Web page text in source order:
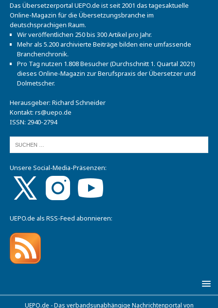
Das Übersetzerportal UEPO.de ist seit 2001 das tagesaktuelle
Online-Magazin für die Übersetzungsbranche im
deutschsprachigen Raum.
Wir veröffentlichen 250 bis 300 Artikel pro Jahr.
Mehr als 5.200 archivierte Beiträge bilden eine umfassende
Branchenchronik.
Pro Tag nutzen 1.808 Besucher (Durchschnitt 1. Quartal 2021)
dieses Online-Magazin zur Berufspraxis der Übersetzer und
Dolmetscher.
Herausgeber: Richard Schneider
Kontakt: rs@uepo.de
ISSN: 2940-2794
Unsere Social-Media-Präsenzen:
UEPO.de als RSS-Feed abonnieren:
UEPO.de - Das verbandsunabhängige Nachrichtenportal von